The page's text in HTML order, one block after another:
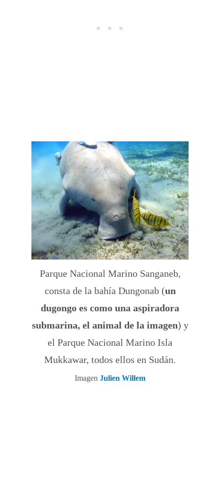
Parque Nacional Marino Sanganeb,
consta de la bahía Dungonab (un
dugongo es como una aspiradora
submarina, el animal de la imagen) y
el Parque Nacional Marino Isla
Mukkawar, todos ellos en Sudán.
Imagen Julien Willem